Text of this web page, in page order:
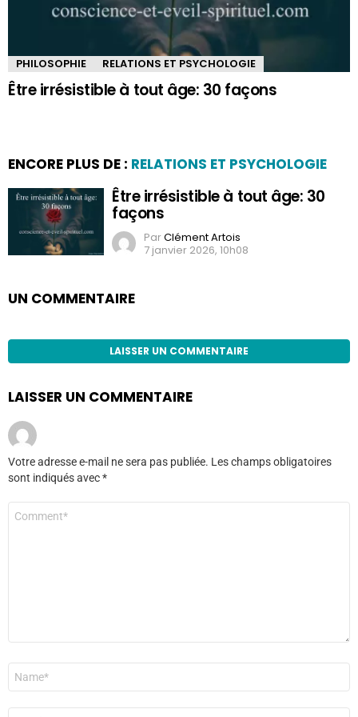
PHILOSOPHIE RELATIONS ET PSYCHOLOGIE
Être irrésistible à tout âge: 30 façons
ENCORE PLUS DE : RELATIONS ET PSYCHOLOGIE
Être irrésistible à tout âge: 30
façons
ParClément Artois
7 janvier 2026, 10h08
UN COMMENTAIRE
LAISSER UN COMMENTAIRE
LAISSER UN COMMENTAIRE
Votre adresse e-mail ne sera pas publiée. Les champs obligatoires
sont indiqués avec*
Commentaire
Nom
E-